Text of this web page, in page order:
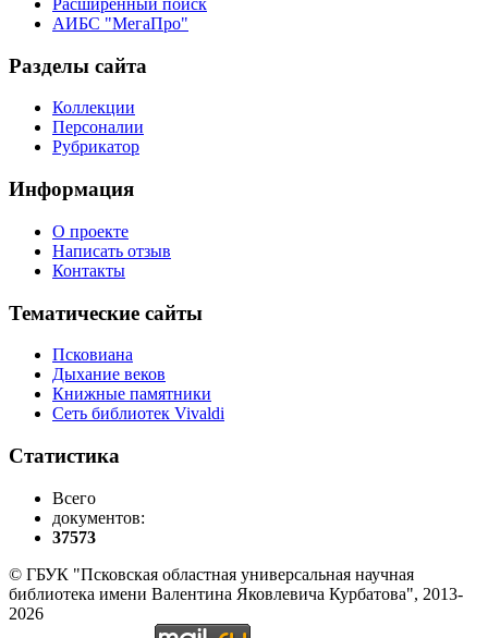
Расширенный поиск
АИБС "МегаПро"
Разделы сайта
Коллекции
Персоналии
Рубрикатор
Информация
О проекте
Написать отзыв
Контакты
Тематические сайты
Псковиана
Дыхание веков
Книжные памятники
Сеть библиотек Vivaldi
Статистика
Всего
документов:
37573
© ГБУК "Псковская областная универсальная научная
библиотека имени Валентина Яковлевича Курбатова", 2013-
2026